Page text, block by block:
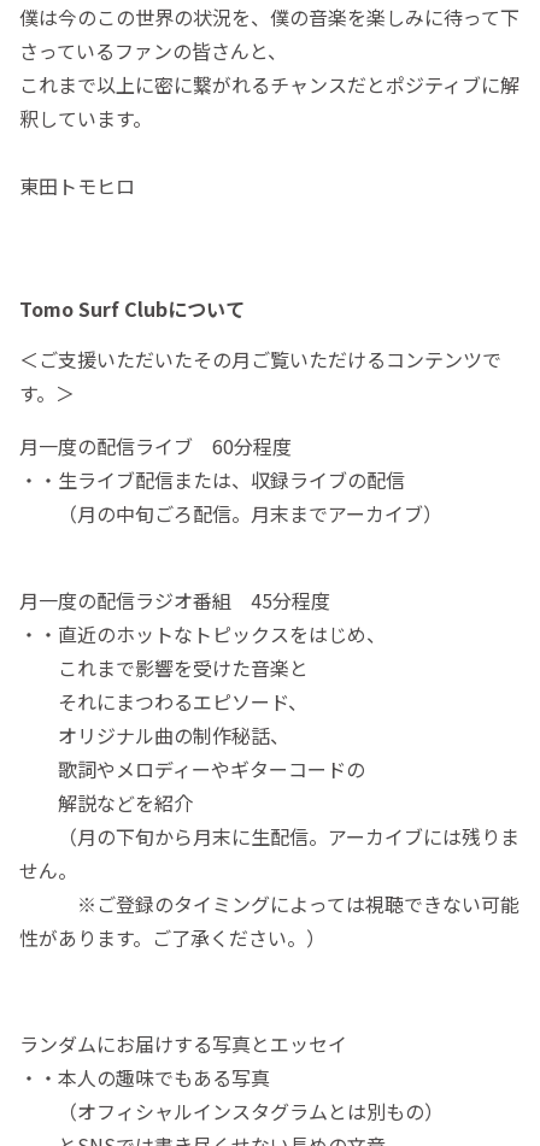
僕は今のこの世界の状況を、僕の音楽を楽しみに待って下
さっているファンの皆さんと、
これまで以上に密に繋がれるチャンスだとポジティブに解
釈しています。
東田トモヒロ
Tomo Surf Clubについて
＜ご支援いただいたその月ご覧いただけるコンテンツで
す。＞
月一度の配信ライブ 60分程度
・・生ライブ配信または、収録ライブの配信
（月の中旬ごろ配信。月末までアーカイブ）
月一度の配信ラジオ番組 45分程度
・・直近のホットなトピックスをはじめ、
これまで影響を受けた音楽と
それにまつわるエピソード、
オリジナル曲の制作秘話、
歌詞やメロディーやギターコードの
解説などを紹介
（月の下旬から月末に生配信。アーカイブには残りま
せん。
※ご登録のタイミングによっては視聴できない可能
性があります。ご了承ください。）
ランダムにお届けする写真とエッセイ
・・本人の趣味でもある写真
（オフィシャルインスタグラムとは別もの）